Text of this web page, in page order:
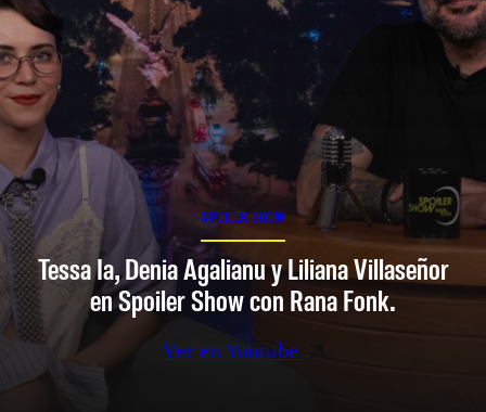
SPOILER SHOW
Tessa Ia, Denia Agalianu y Liliana Villaseñor
en Spoiler Show con Rana Fonk.
Ver en Youtube